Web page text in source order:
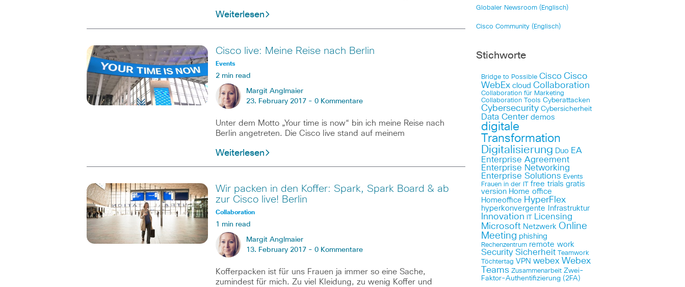
Weiterlesen
Cisco live: Meine Reise nach Berlin
Events
2 min read
Margit Anglmaier
23. February 2017 - 0 Kommentare
Unter dem Motto „Your time is now“ bin ich meine Reise nach
Berlin angetreten. Die Cisco live stand auf meinem
Weiterlesen
Wir packen in den Koffer: Spark, Spark Board & ab
zur Cisco live! Berlin
Collaboration
1 min read
Margit Anglmaier
13. February 2017 - 0 Kommentare
Kofferpacken ist für uns Frauen ja immer so eine Sache,
zumindest für mich. Zu viel Kleidung, zu wenig Koffer und
Globaler Newsroom (Englisch)
Cisco Community (Englisch)
Stichworte
Bridge to Possible Cisco Cisco
WebEx cloud Collaboration
Collaboration für Marketing
Collaboration Tools Cyberattacken
Cybersecurity Cybersicherheit
Data Center demos
digitale
Transformation
Digitalisierung Duo EA
Enterprise Agreement
Enterprise Networking
Enterprise Solutions Events
Frauen in der IT free trials gratis
version Home office
Homeoffice HyperFlex
hyperkonvergente Infrastruktur
Innovation IT Licensing
Microsoft Netzwerk Online
Meeting phishing
Rechenzentrum remote work
Security Sicherheit Teamwork
Töchtertag VPN webex Webex
Teams Zusammenarbeit Zwei-
Faktor-Authentifizierung (2FA)